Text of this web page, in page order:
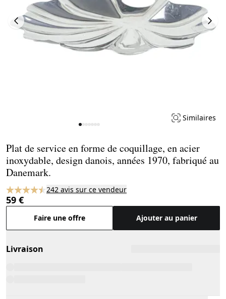
Similaires
Plat de service en forme de coquillage, en acier
inoxydable, design danois, années 1970, fabriqué au
Danemark.
242 avis sur ce vendeur
59 €
Faire une offre Ajouter au panier
Livraison